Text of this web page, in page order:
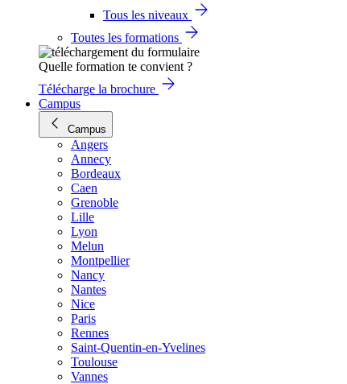
Tous les niveaux
Toutes les formations
Quelle formation te convient ?
Télécharge la brochure
Campus
Campus
Angers
Annecy
Bordeaux
Caen
Grenoble
Lille
Lyon
Melun
Montpellier
Nancy
Nantes
Nice
Paris
Rennes
Saint-Quentin-en-Yvelines
Toulouse
Vannes